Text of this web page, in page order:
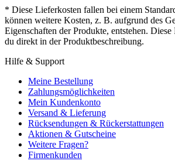
* Diese Lieferkosten fallen bei einem
können weitere Kosten, z. B. aufgrund des
Eigenschaften der Produkte, entstehen.
du direkt in der Produktbeschreibung.
Hilfe & Support
Meine Bestellung
Zahlungsmöglichkeiten
Mein Kundenkonto
Versand & Lieferung
Rücksendungen & Rückerstattungen
Aktionen & Gutscheine
Weitere Fragen?
Firmenkunden